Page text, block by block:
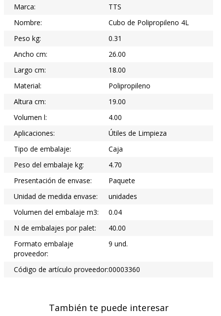
Marca:
TTS
Nombre:
Cubo de Polipropileno 4L
Peso kg:
0.31
Ancho cm:
26.00
Largo cm:
18.00
Material:
Polipropileno
Altura cm:
19.00
Volumen l:
4.00
Aplicaciones:
Útiles de Limpieza
Tipo de embalaje:
Caja
Peso del embalaje kg:
4.70
Presentación de envase:
Paquete
Unidad de medida envase:
unidades
Volumen del embalaje m3:
0.04
N de embalajes por palet:
40.00
Formato embalaje
proveedor:
9 und.
Código de artículo proveedor:00003360
También te puede interesar